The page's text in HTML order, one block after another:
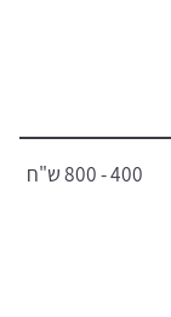
400 - 800 ש"ח